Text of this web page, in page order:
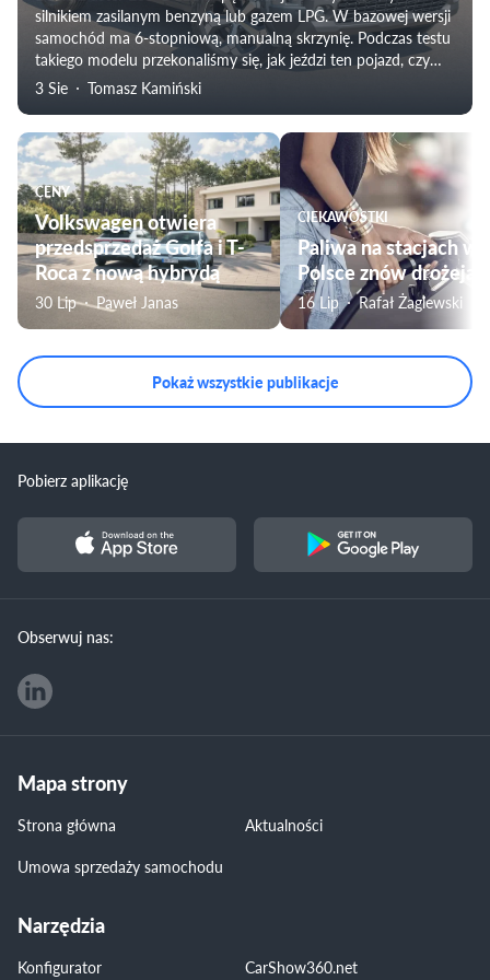
silnikiem zasilanym benzyną lub gazem LPG. W bazowej wersji
samochód ma 6-stopniową, manualną skrzynię. Podczas testu
takiego modelu przekonaliśmy się, jak jeździ ten pojazd, czy
nadaje się do użytku rodzinnego i zweryfikowaliśmy
3 Sie Tomasz Kamiński
CENY
Volkswagen otwiera
przedsprzedaż Golfa i T-
Roca z nową hybrydą
30 Lip Paweł Janas
CIEKAWOSTKI
Paliwa na stacjach w
Polsce znów drożeją
16 Lip Rafał Żaglewski
Pokaż wszystkie publikacje
Pobierz aplikację
Obserwuj nas:
Mapa strony
Strona główna
Aktualności
Umowa sprzedaży samochodu
Narzędzia
Konfigurator CarShow360.net